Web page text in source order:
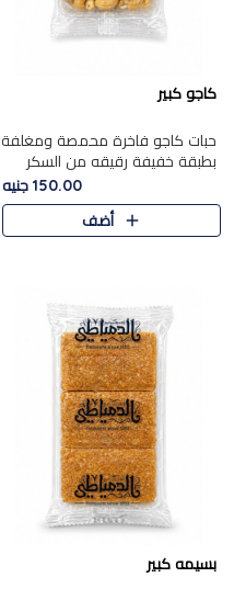
كاجو كبير
حبات كاجو فاخرة محمصة ومغلفة
بطبقة خفيفة رقيقه من السكر
المكرمل، تجمع بين توازن النعومة
زبدية غنية فاخرة والقرمشة
المرضية في حلوى شرقية بطاب..
150.00 جنيه
أضف
بسيمه كبير